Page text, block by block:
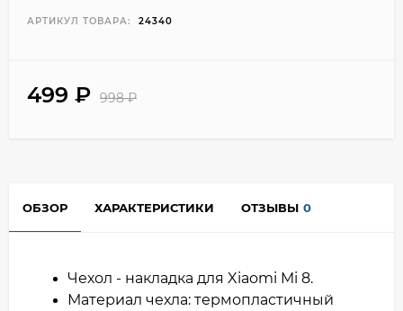
АРТИКУЛ ТОВАРА: 24340
499 ₽ 998₽
ОБЗОР ХАРАКТЕРИСТИКИ ОТЗЫВЫ 0
Чехол - накладка для Xiaomi Mi 8.
Материал чехла: термопластичный